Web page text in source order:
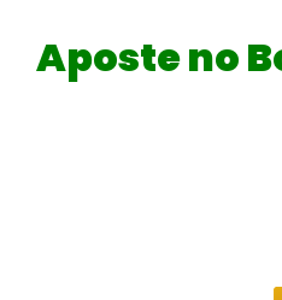
Aposte no